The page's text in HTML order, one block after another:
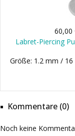
Labret-Piercing
Größe: 1.2 mm /
Kommentare (0)
Noch keine